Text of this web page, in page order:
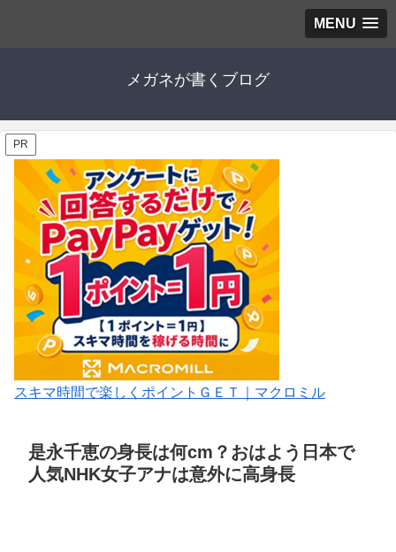
MENU
メガネが書くブログ
PR
スキマ時間で楽しくポイントＧＥＴ｜マクロミル
是永千恵の身長は何cm？おはよう日本で
人気NHK女子アナは意外に高身長